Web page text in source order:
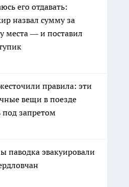
его отдавать:
назвал сумму за
места — и поставил
правила: эти
вещи в поезде
под запретом
паводка эвакуировали